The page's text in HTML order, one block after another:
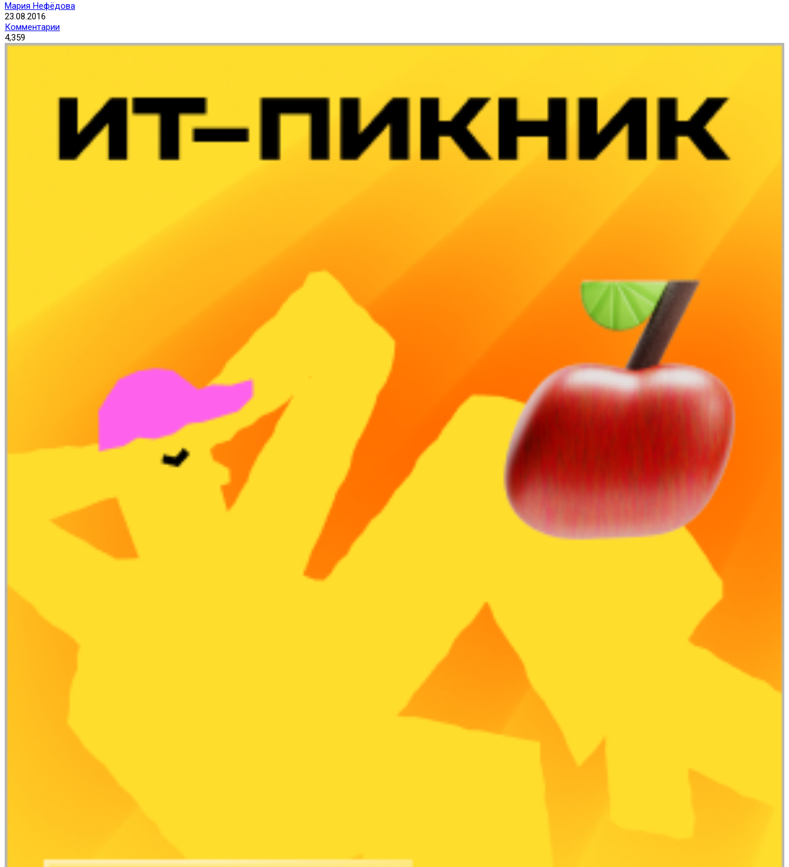
Мария Нефёдова
23.08.2016
Комментарии
4,359